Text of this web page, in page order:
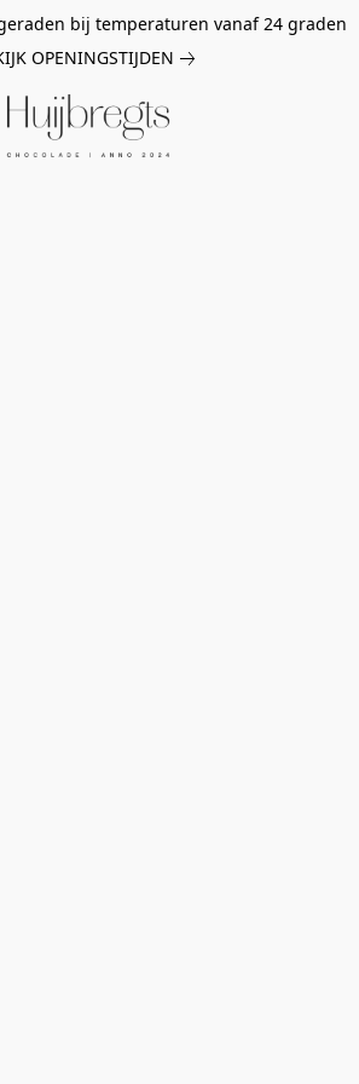
bij temperaturen vanaf 24 graden
OPENINGSTIJDEN